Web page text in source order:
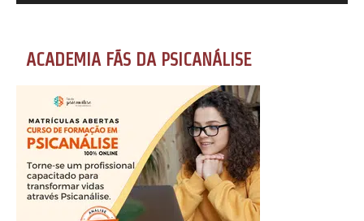
ACADEMIA FÃS DA PSICANÁLISE